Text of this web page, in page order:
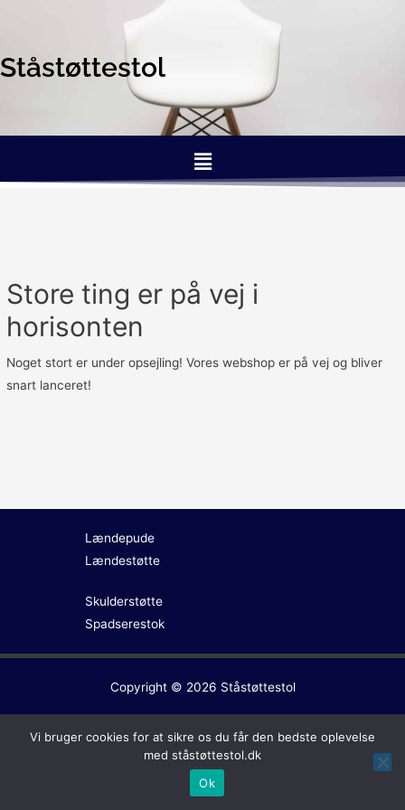
Ståstøttestol
Store ting er på vej i
horisonten
Noget stort er under opsejling! Vores webshop er på vej og bliver
snart lanceret!
Lændepude
Lændestøtte
Skulderstøtte
Spadserestok
Copyright © 2026 Ståstøttestol
Vi bruger cookies for at sikre os du får den bedste oplevelse
med ståstøttestol.dk
Ok